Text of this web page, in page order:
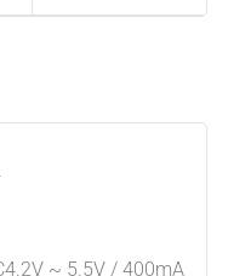
~ 5.5V / 400mA